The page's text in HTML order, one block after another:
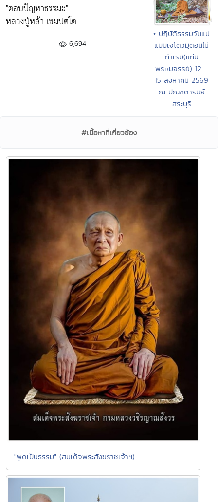
"ตอบปัญหาธรรมะ"
หลวงปู่หล้า เขมปตฺโต
6,694
• ปฏิบัติธรรมวันแม่
แบบเจโตวิมุติอันไม่
กำเริบ(แก่น
พรหมจรรย์) 12 -
15 สิงหาคม 2569
ณ ปัณฑิตารมย์
สระบุรี
#เนื้อหาที่เกี่ยวข้อง
"พูดเป็นธรรม" (สมเด็จพระสังฆราชเจ้าฯ)